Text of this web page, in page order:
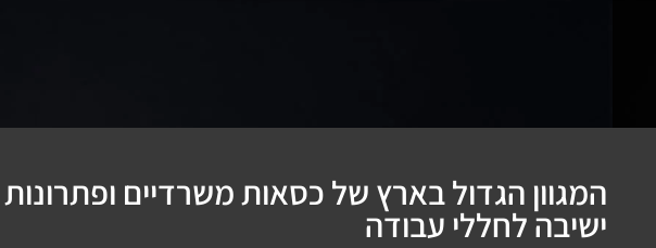
המגוון הגדול בארץ של כסאות משרדיים ופתרונות
ישיבה לחללי עבודה